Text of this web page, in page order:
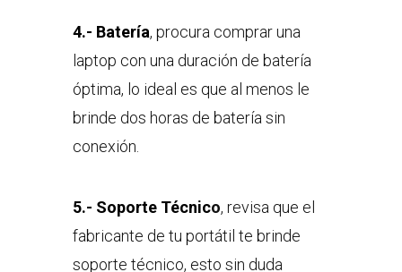
4.- Batería, procura comprar una
laptop con una duración de batería
óptima, lo ideal es que al menos le
brinde dos horas de batería sin
conexión.
5.- Soporte Técnico, revisa que el
fabricante de tu portátil te brinde
soporte técnico, esto sin duda